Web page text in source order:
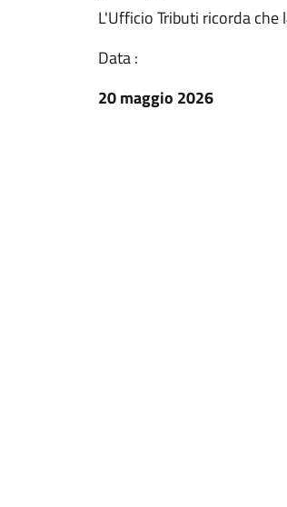
L'Ufficio Tributi ricorda
Data :
20 maggio 2026